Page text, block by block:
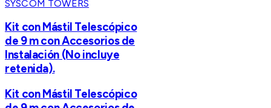
SYSCOM TOWERS
Kit con Mástil Telescópico
de 9 m con Accesorios de
Instalación (No incluye
retenida).
Kit con Mástil Telescópico